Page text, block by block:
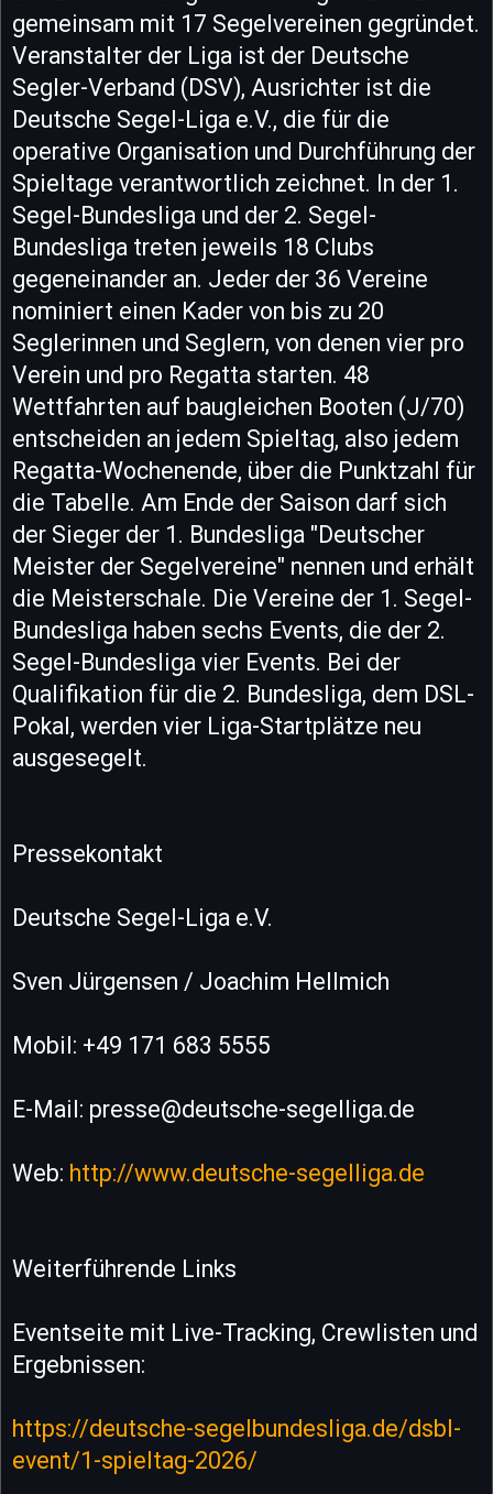
gemeinsam mit 17 Segelvereinen gegründet.
Veranstalter der Liga ist der Deutsche
Segler-Verband (DSV), Ausrichter ist die
Deutsche Segel-Liga e.V., die für die
operative Organisation und Durchführung der
Spieltage verantwortlich zeichnet. In der 1.
Segel-Bundesliga und der 2. Segel-
Bundesliga treten jeweils 18 Clubs
gegeneinander an. Jeder der 36 Vereine
nominiert einen Kader von bis zu 20
Seglerinnen und Seglern, von denen vier pro
Verein und pro Regatta starten. 48
Wettfahrten auf baugleichen Booten (J/70)
entscheiden an jedem Spieltag, also jedem
Regatta-Wochenende, über die Punktzahl für
die Tabelle. Am Ende der Saison darf sich
der Sieger der 1. Bundesliga "Deutscher
Meister der Segelvereine" nennen und erhält
die Meisterschale. Die Vereine der 1. Segel-
Bundesliga haben sechs Events, die der 2.
Segel-Bundesliga vier Events. Bei der
Qualifikation für die 2. Bundesliga, dem DSL-
Pokal, werden vier Liga-Startplätze neu
ausgesegelt.
Pressekontakt
Deutsche Segel-Liga e.V.
Sven Jürgensen / Joachim Hellmich
Mobil: +49 171 683 5555
E-Mail: presse@deutsche-segelliga.de
Web: http://www.deutsche-segelliga.de
Weiterführende Links
Eventseite mit Live-Tracking, Crewlisten und
Ergebnissen:
https://deutsche-segelbundesliga.de/dsbl-
event/1-spieltag-2026/